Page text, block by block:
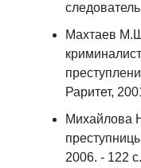
Махтаев
Раритет,
Михайлова
2006. - 122 с.